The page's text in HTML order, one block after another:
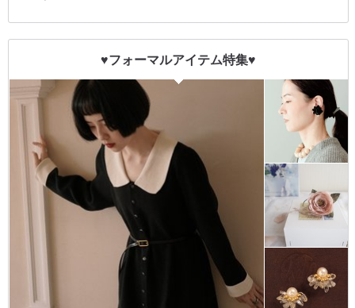
♥フォーマルアイテム特集♥